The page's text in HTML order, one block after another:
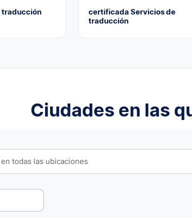
traducción
certificada Servicios de
traducción
Ciudades en las